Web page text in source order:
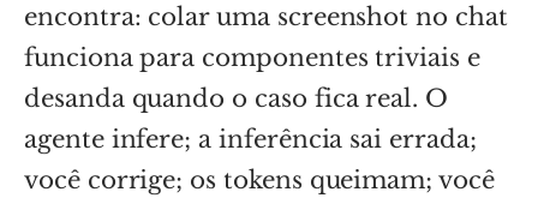
encontra: colar uma screenshot no chat
funciona para componentes triviais e
desanda quando o caso fica real. O
agente infere; a inferência sai errada;
você corrige; os tokens queimam; você